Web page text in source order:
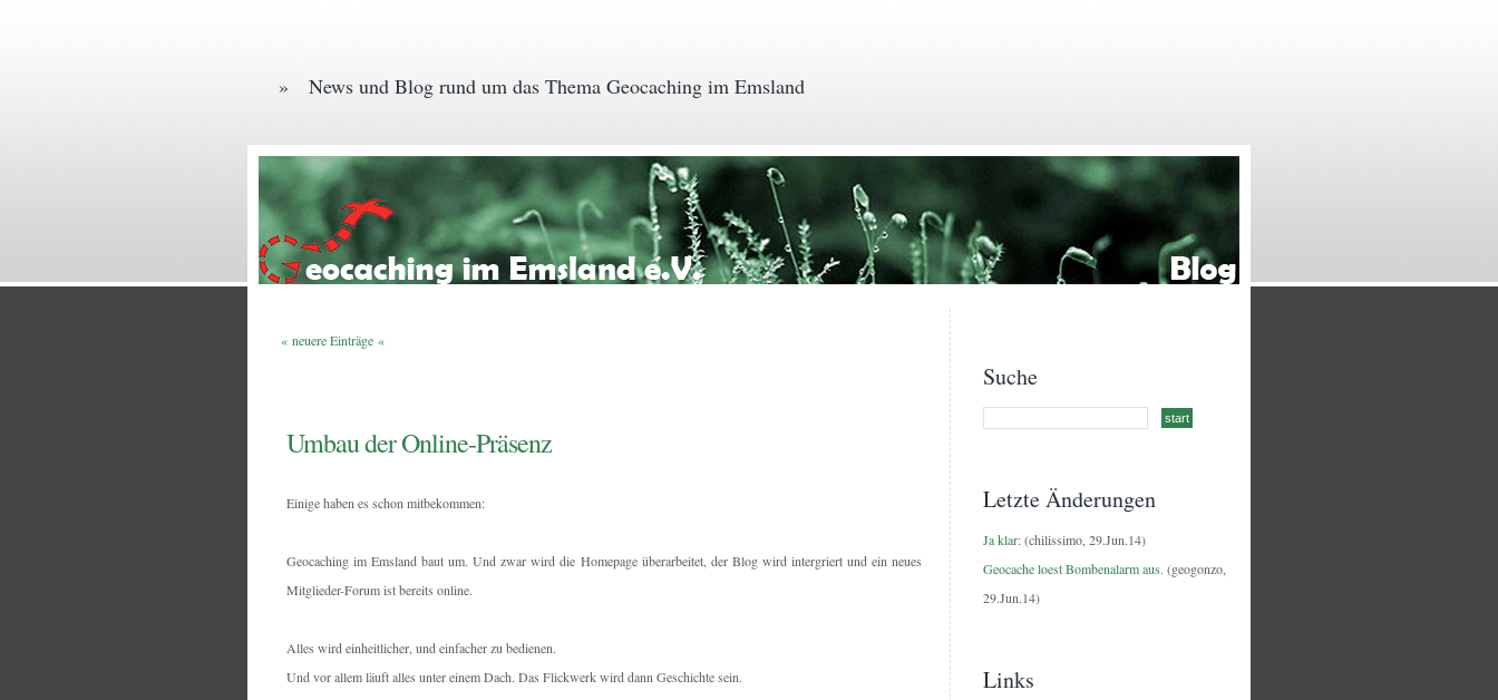
» News und Blog rund um das Thema Geocaching im Emsland
« neuere Einträge «
Umbau der Online-Präsenz
Einige haben es schon mitbekommen:
Geocaching im Emsland baut um. Und zwar wird die Homepage überarbeitet, der Blog wird intergriert und ein neues
Mitglieder-Forum ist bereits online.
Alles wird einheitlicher, und einfacher zu bedienen.
Und vor allem läuft alles unter einem Dach. Das Flickwerk wird dann Geschichte sein.
Suche
Letzte Änderungen
Ja klar:(chilissimo, 29.Jun.14)
Geocache loest Bombenalarm aus. (geogonzo,
29.Jun.14)
Links